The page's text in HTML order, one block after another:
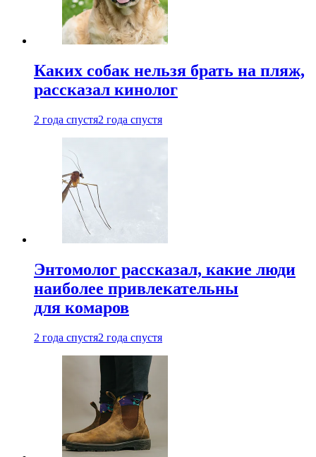
Каких собак нельзя брать на пляж,
рассказал кинолог
2 года спустя2 года спустя
Энтомолог рассказал, какие люди
наиболее привлекательны
для комаров
2 года спустя2 года спустя